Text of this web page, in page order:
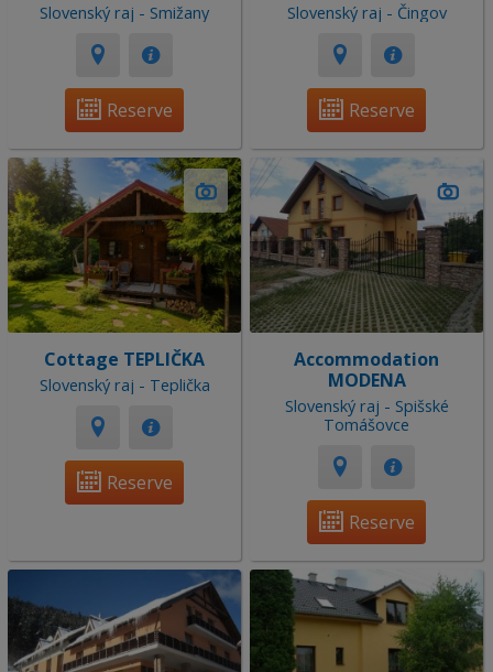
Slovenský raj - Smižany
Reserve
Slovenský raj - Čingov
Reserve
Cottage TEPLIČKA
Slovenský raj - Teplička
Reserve
Accommodation
MODENA
Slovenský raj - Spišské
Tomášovce
Reserve